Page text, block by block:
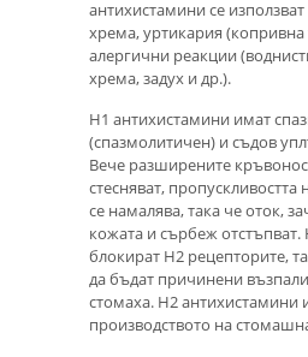
антихистамини се
хрема, уртикария (копривна
алергични реакции
хрема, задух и др.).
Н1 антихистамини имат
(спазмолитичен) и съдов
Вече разширените
стесняват, пропускливостта
се намалява, така че оток,
кожата и сърбеж
блокират Н2 рецепторите,
да бъдат причинени
стомаха. Н2 антихистамини
производството на